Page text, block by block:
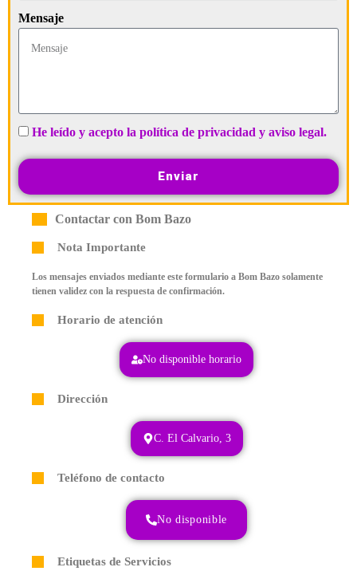
Mensaje
He leído y acepto la política de privacidad y aviso legal.
Enviar
Contactar con Bom Bazo
Nota Importante
Los mensajes enviados mediante este formulario a Bom Bazo solamente
tienen validez con la respuesta de confirmación.
Horario de atención
No disponible horario
Dirección
C. El Calvario, 3
Teléfono de contacto
No disponible
Etiquetas de Servicios